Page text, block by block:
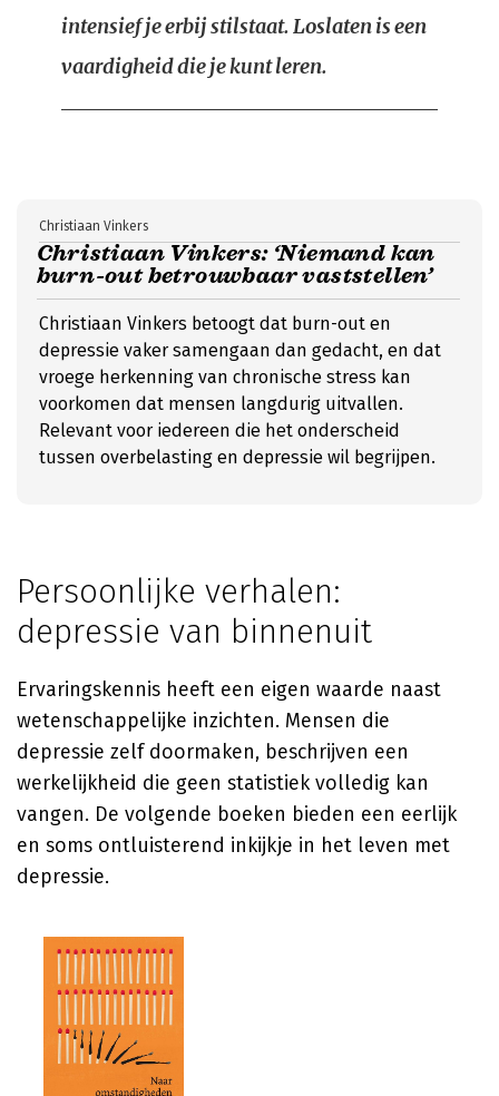
intensief je erbij stilstaat. Loslaten is een
vaardigheid die je kunt leren.
Christiaan Vinkers: ‘Niemand kan
burn-out betrouwbaar vaststellen’
Christiaan Vinkers
Christiaan Vinkers betoogt dat burn-out en
depressie vaker samengaan dan gedacht, en dat
vroege herkenning van chronische stress kan
voorkomen dat mensen langdurig uitvallen.
Relevant voor iedereen die het onderscheid
tussen overbelasting en depressie wil begrijpen.
Persoonlijke verhalen:
depressie van binnenuit
Ervaringskennis heeft een eigen waarde naast
wetenschappelijke inzichten. Mensen die
depressie zelf doormaken, beschrijven een
werkelijkheid die geen statistiek volledig kan
vangen. De volgende boeken bieden een eerlijk
en soms ontluisterend inkijkje in het leven met
depressie.